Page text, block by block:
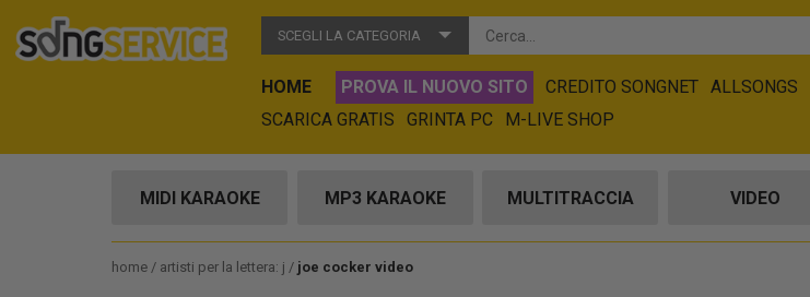
SCEGLI LA CATEGORIA
HOME PROVA IL NUOVO SITO CREDITO SONGNET ALLSONGS
SCARICA GRATIS
GRINTA PC M-LIVE SHOP
MIDI KARAOKE MP3 KARAOKE MULTITRACCIA VIDEO
home artisti per la lettera: j joe cocker video